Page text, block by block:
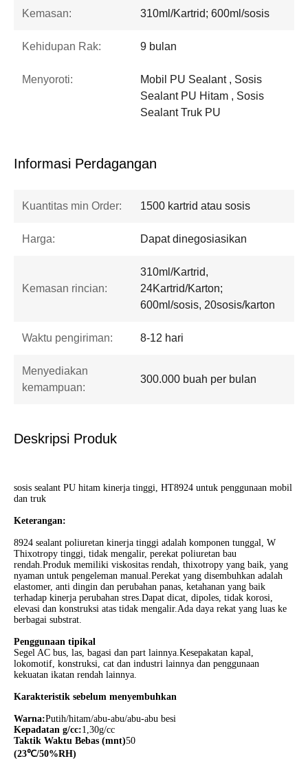
Kemasan: 310ml/Kartrid; 600ml/sosis
Kehidupan Rak: 9 bulan
Menyoroti:
Mobil PU Sealant , Sosis
Sealant PU Hitam , Sosis
Sealant Truk PU
Informasi Perdagangan
Kuantitas min Order: 1500 kartrid atau sosis
Harga: Dapat dinegosiasikan
Kemasan rincian:
310ml/Kartrid,
24Kartrid/Karton;
600ml/sosis, 20sosis/karton
Waktu pengiriman: 8-12 hari
Menyediakan
kemampuan:
300.000 buah per bulan
Deskripsi Produk
sosis sealant PU hitam kinerja tinggi, HT8924 untuk penggunaan mobil
dan truk
Keterangan:
8924 sealant poliuretan kinerja tinggi adalah komponen tunggal, W
Thixotropy tinggi, tidak mengalir, perekat poliuretan bau
rendah.Produk memiliki viskositas rendah, thixotropy yang baik, yang
nyaman untuk pengeleman manual.Perekat yang disembuhkan adalah
elastomer, anti dingin dan perubahan panas, ketahanan yang baik
terhadap kinerja perubahan stres.Dapat dicat, dipoles, tidak korosi,
elevasi dan konstruksi atas tidak mengalir.Ada daya rekat yang luas ke
berbagai substrat.
Penggunaan tipikal
Segel AC bus, las, bagasi dan part lainnya.Kesepakatan kapal,
lokomotif, konstruksi, cat dan industri lainnya dan penggunaan
kekuatan ikatan rendah lainnya.
Karakteristik sebelum menyembuhkan
Warna:Putih/hitam/abu-abu/abu-abu besi
Kepadatan g/cc:1,30g/cc
Taktik Waktu Bebas (mnt)50
(23℃/50%RH)